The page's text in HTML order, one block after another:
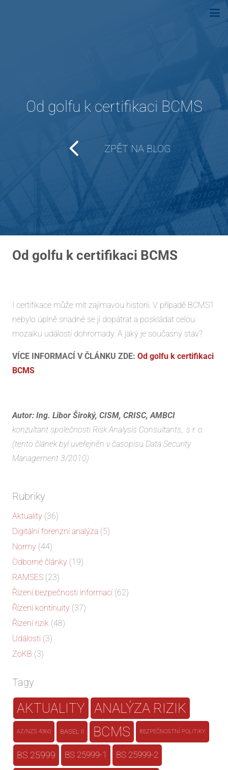
Od golfu k certifikaci BCMS
ZPĚT NA BLOG
Od golfu k certifikaci BCMS
I certifikace může mít zajímavou historii. V případě BCMS1
nebylo úplně snadné se jí dopátrat a poskládat celou
mozaiku událostí dohromady. A jaký je současný stav?
VÍCE INFORMACÍ V ČLÁNKU ZDE: Od golfu k certifikaci
BCMS
Autor: Ing. Libor Široký, CISM, CRISC, AMBCI
konzultant společnosti Risk Analysis Consultants,. s r. o.
(tento článek byl uveřejněn v časopisu Data Security
Management 3/2010)
Rubriky
Aktuality (36)
Digitální forenzní analýza (5)
Normy (44)
Odborné články (19)
RAMSES (23)
Řízení bezpečnosti informací (62)
Řízení kontinuity (37)
Řízení rizik (48)
Události (3)
ZoKB (3)
Tagy
AKTUALITY ANALÝZA RIZIK
AZ/NZS 4360 BASEL II BCMS BEZPEČNOSTNÍ POLITIKY
BS 25999 BS 25999-1 BS 25999-2